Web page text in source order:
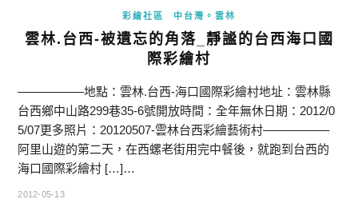
彩繪社區 中台灣。雲林
雲林.台西-被遺忘的角落_靜謐的台西海口國
際彩繪村
—————–地點：雲林.台西-海口國際彩繪村地址：雲林縣
台西鄉中山路299巷35-6號開放時間：全年無休日期：2012/0
5/07更多照片：20120507-雲林台西彩繪藝術村—————–
阿里山遊的第二天，在西螺老街用完中餐後，就跑到台西的
海口國際彩繪村 […]…
2012-05-13